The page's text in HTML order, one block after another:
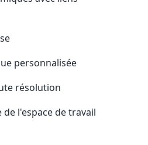
personnalisée
résolution
de l'espace de travail